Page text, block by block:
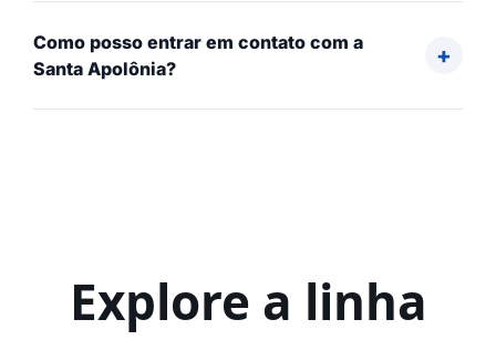
Como posso entrar em contato com a
Santa Apolônia?
Explore a linha